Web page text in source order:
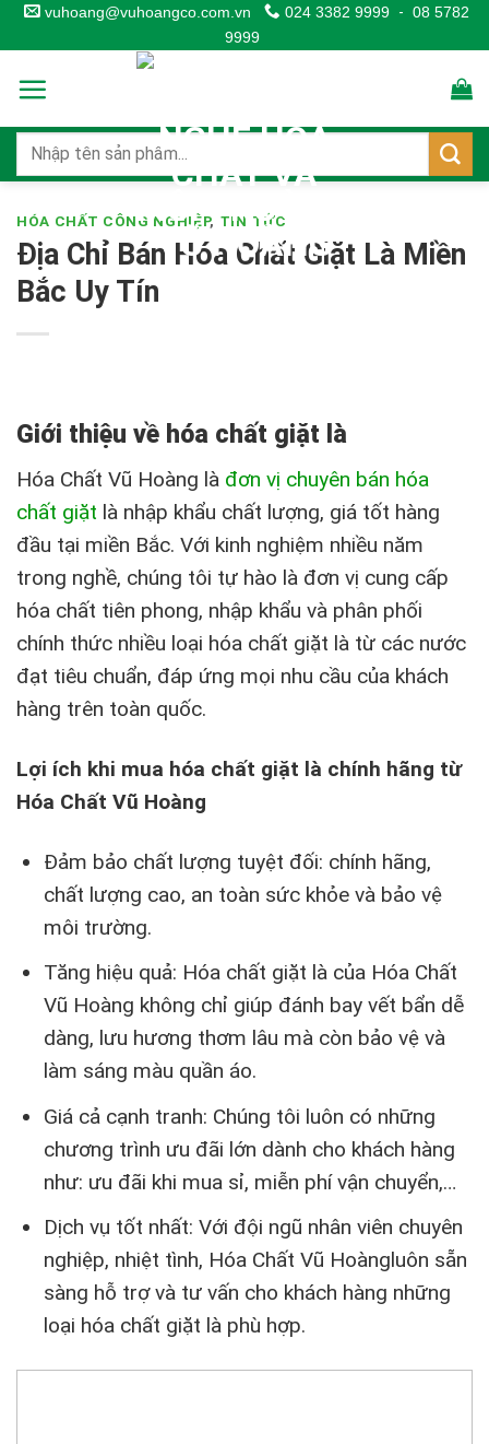
Skip
to
content
vuhoang@vuhoangco.com.vn 024 3382 9999 - 08 5782
9999
HÓA CHẤT CÔNG NGHIỆP, TIN TỨC
Địa Chỉ Bán Hóa Chất Giặt Là Miền
Bắc Uy Tín
Giới thiệu về hóa chất giặt là
Hóa Chất Vũ Hoàng là đơn vị chuyên bán hóa
chất giặt là nhập khẩu chất lượng, giá tốt hàng
đầu tại miền Bắc. Với kinh nghiệm nhiều năm
trong nghề, chúng tôi tự hào là đơn vị cung cấp
hóa chất tiên phong, nhập khẩu và phân phối
chính thức nhiều loại hóa chất giặt là từ các nước
đạt tiêu chuẩn, đáp ứng mọi nhu cầu của khách
hàng trên toàn quốc.
Lợi ích khi mua hóa chất giặt là chính hãng từ
Hóa Chất Vũ Hoàng
Đảm bảo chất lượng tuyệt đối: chính hãng,
chất lượng cao, an toàn sức khỏe và bảo vệ
môi trường.
Tăng hiệu quả: Hóa chất giặt là của Hóa Chất
Vũ Hoàng không chỉ giúp đánh bay vết bẩn dễ
dàng, lưu hương thơm lâu mà còn bảo vệ và
làm sáng màu quần áo.
Giá cả cạnh tranh: Chúng tôi luôn có những
chương trình ưu đãi lớn dành cho khách hàng
như: ưu đãi khi mua sỉ, miễn phí vận chuyển,…
Dịch vụ tốt nhất: Với đội ngũ nhân viên chuyên
nghiệp, nhiệt tình, Hóa Chất Vũ Hoàngluôn sẵn
sàng hỗ trợ và tư vấn cho khách hàng những
loại hóa chất giặt là phù hợp.